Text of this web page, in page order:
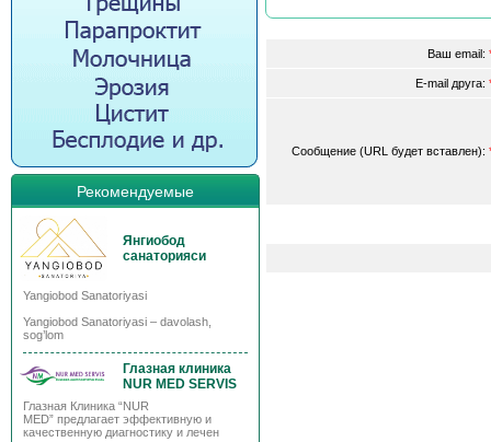
Рекомендуемые
Янгиобод
санаторияси
Yangiobod Sanatoriyasi
Yangiobod Sanatoriyasi – davolash,
sog’lom
Глазная клиника
NUR MED SERVIS
Глазная Клиника “NUR
MED” предлагает эффективную и
качественную диагностику и лечен
Ваш email:
E-mail друга:
Сообщение (URL будет вставлен):